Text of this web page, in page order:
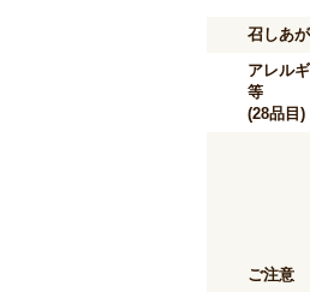
召しあ
アレル
等
(28品目)
ご注意